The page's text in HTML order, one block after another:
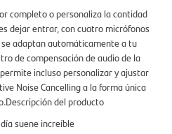
completo o personaliza la cantidad
dejar entrar, con cuatro micrófonos
adaptan automáticamente a tu
de compensación de audio de la
incluso personalizar y ajustar
Noise Cancelling a la forma única
del producto
suene increíble